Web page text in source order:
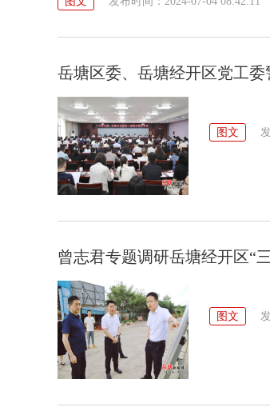
岳塘区委、岳塘经开区党工
图文
曾志君专题调研岳塘经开区“
图文